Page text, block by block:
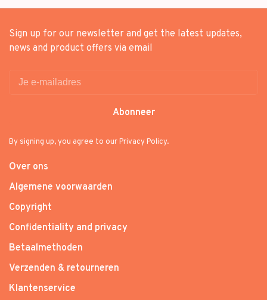
Sign up for our newsletter and get the latest updates,
news and product offers via email
Abonneer
By signing up, you agree to our Privacy Policy.
Over ons
Algemene voorwaarden
Copyright
Confidentiality and privacy
Betaalmethoden
Verzenden & retourneren
Klantenservice